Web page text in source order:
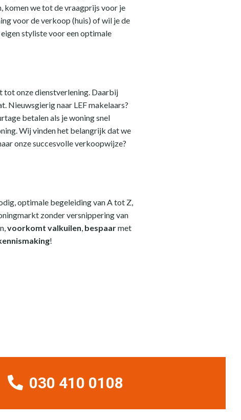
komen we tot de vraagprijs voor je
voor de verkoop (huis) of wil je de
styliste voor een optimale
tot onze dienstverlening. Daarbij
Nieuwsgierig naar LEF makelaars?
betalen als je woning snel
Wij vinden het belangrijk dat we
onze succesvolle verkoopwijze?
optimale begeleiding van A tot Z,
zonder versnippering van
voorkomt valkuilen, bespaarmet
!
030 410 0108